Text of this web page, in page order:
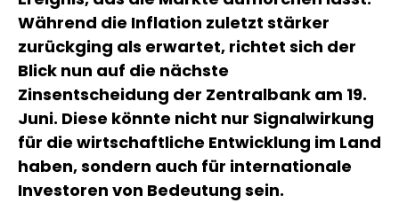
Während die Inflation zuletzt stärker
zurückging als erwartet, richtet sich der
Blick nun auf die nächste
Zinsentscheidung der Zentralbank am 19.
Juni. Diese könnte nicht nur Signalwirkung
für die wirtschaftliche Entwicklung im Land
haben, sondern auch für internationale
Investoren von Bedeutung sein.